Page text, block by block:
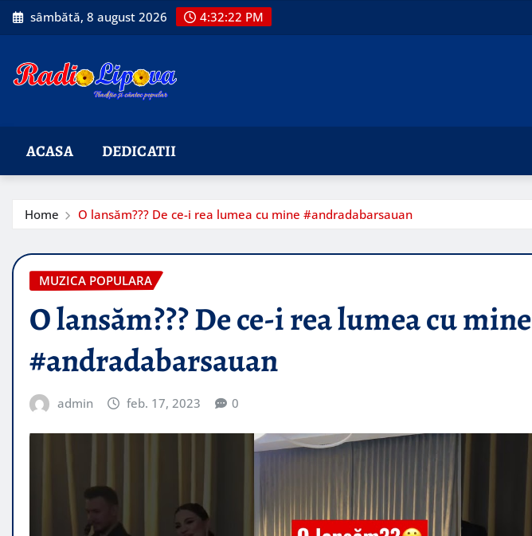
Skip
to
sâmbătă, 8 august 2026 4:32:23 PM
ACASA DEDICATII
Home O lansăm??? De ce-i rea lumea cu mine #andradabarsauan
MUZICA POPULARA
O lansăm??? De ce-i rea lumea cu mine
#andradabarsauan
admin feb. 17, 2023 0